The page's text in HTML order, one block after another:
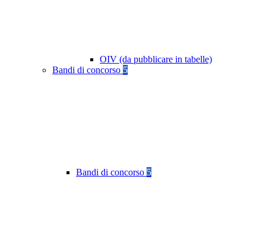
OIV (da pubblicare in tabelle)
Bandi di concorso 5
Bandi di concorso 5